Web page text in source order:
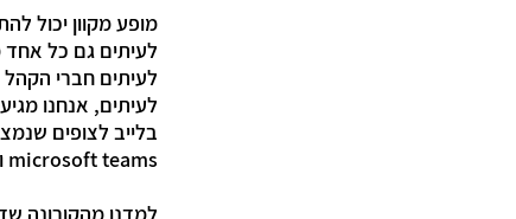
מופע מקוון יכול
לעיתים גם כל
לעיתים חברי
לעיתים, אנחנו
microsoft teams וכו).